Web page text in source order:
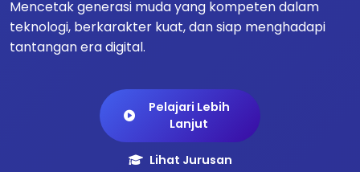
Mencetak generasi muda yang kompeten dalam
teknologi, berkarakter kuat, dan siap menghadapi
tantangan era digital.
Pelajari Lebih
Lanjut
Lihat Jurusan